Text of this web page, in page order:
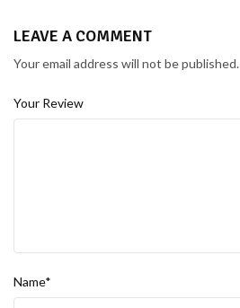
LEAVE A COMMENT
Your email address will not be published.
Your Review
Name*